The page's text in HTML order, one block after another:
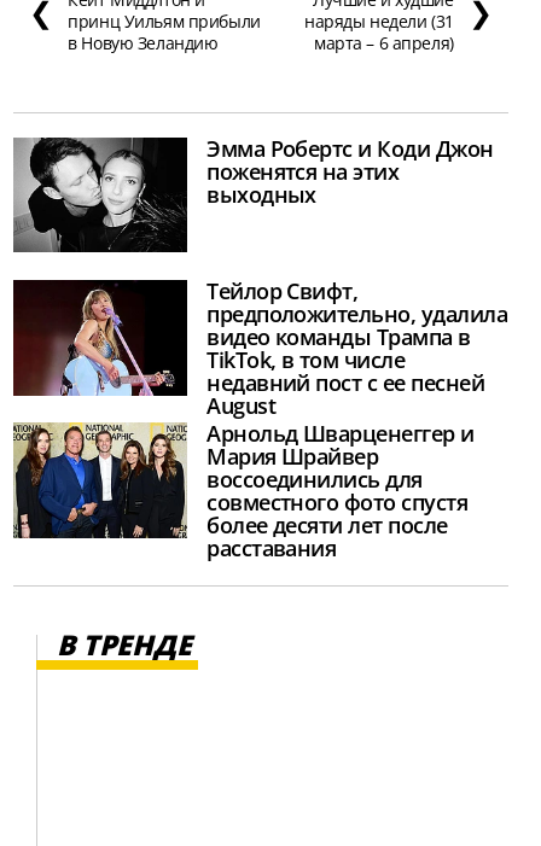
❮
принц Уильям прибыли
в Новую Зеландию
наряды недели (31
марта – 6 апреля)
❯
Эмма Робертс и Коди Джон
поженятся на этих
выходных
Тейлор Свифт,
предположительно, удалила
видео команды Трампа в
TikTok, в том числе
недавний пост с ее песней
August
Арнольд Шварценеггер и
Мария Шрайвер
воссоединились для
совместного фото спустя
более десяти лет после
расставания
В ТРЕНДЕ